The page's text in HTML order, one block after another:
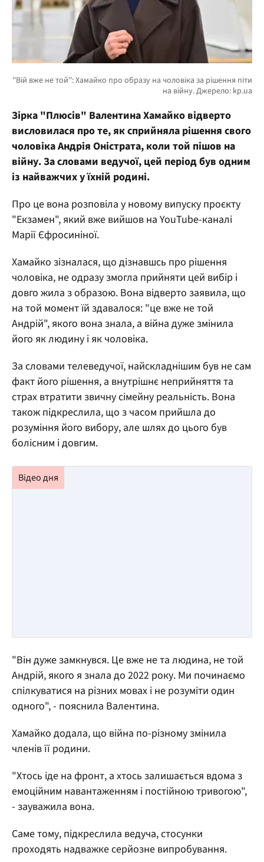
Зірка "Плюсів" Валентина Хамайко відверто
висловилася про те, як сприйняла рішення свого
чоловіка Андрія Оністрата, коли той пішов на
війну. За словами ведучої, цей період був одним
із найважчих у їхній родині.
Про це вона розповіла у новому випуску проєкту
"Екзамен", який вже вийшов на YouTube-каналі
Марії Єфросиніної.
Хамайко зізналася, що дізнавшсь про рішення
чоловіка, не одразу змогла прийняти цей вибір і
довго жила з образою. Вона відверто заявила, що
на той момент їй здавалося: "це вже не той
Андрій", якого вона знала, а війна дуже змінила
його як людину і як чоловіка.
За словами телеведучої, найскладнішим був не сам
факт його рішення, а внутрішнє неприйняття та
страх втратити звичну сімейну реальність. Вона
також підкреслила, що з часом прийшла до
розуміння його вибору, але шлях до цього був
болісним і довгим.
"Він дуже замкнувся. Це вже не та людина, не той
Андрій, якого я знала до 2022 року. Ми починаємо
спілкуватися на різних мовах і не розуміти один
одного", - пояснила Валентина.
Хамайко додала, що війна по-різному змінила
членів її родини.
"Хтось іде на фронт, а хтось залишається вдома з
емоційним навантаженням і постійною тривогою",
- зауважила вона.
Саме тому, підкреслила ведуча, стосунки
проходять надважке серйозне випробування.